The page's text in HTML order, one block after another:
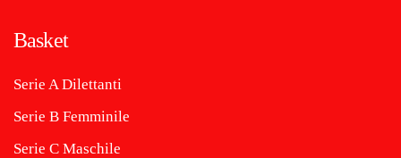
Basket
Serie A Dilettanti
Serie B Femminile
Serie C Maschile